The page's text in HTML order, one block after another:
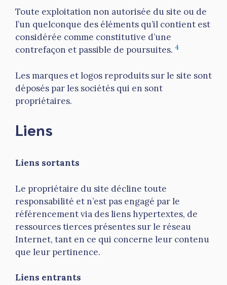
Toute exploitation non autorisée du site ou de
l’un quelconque des éléments qu’il contient est
considérée comme constitutive d’une
contrefaçon et passible de poursuites. 4
Les marques et logos reproduits sur le site sont
déposés par les sociétés qui en sont
propriétaires.
Liens
Liens sortants
Le propriétaire du site décline toute
responsabilité et n’est pas engagé par le
référencement via des liens hypertextes, de
ressources tierces présentes sur le réseau
Internet, tant en ce qui concerne leur contenu
que leur pertinence.
Liens entrants